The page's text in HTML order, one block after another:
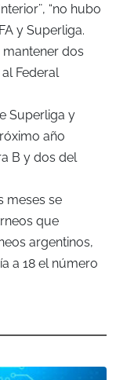
“no hubo
y Superliga.
mantener dos
Federal
Superliga y
año
B y dos del
meses se
que
argentinos,
a 18 el número